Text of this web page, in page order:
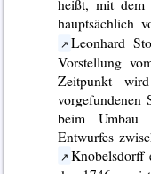
heißt, mit dem
hauptsächlich
Leonhard
Vorstellung
Zeitpunkt
vorgefundenen
beim
Entwurfes